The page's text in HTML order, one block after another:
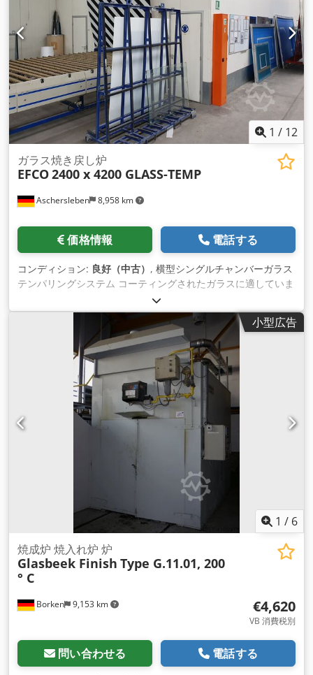
1 / 12
Aschersleben 8,958 km
ガラス焼き戻し炉
EFCO2400 x 4200 GLASS-TEMP
価格情報 電話する
コンディション: 良好（中古） , 横型シングルチャンバーガラス
テンパリングシステム コーティングされたガラスに適していま
す。 占有面積：最大2400×4200mm Chsdpfoipx Dyex Aftja
KW： 814.5 寸法：長さ＝22m、幅＝7m
小型広告
1 / 6
Borken 9,153 km
焼成炉 焼入れ炉 炉
Glasbeek Finish Type G.11.01, 200
° C
€4,620
VB 消費税別
問い合わせる 電話する